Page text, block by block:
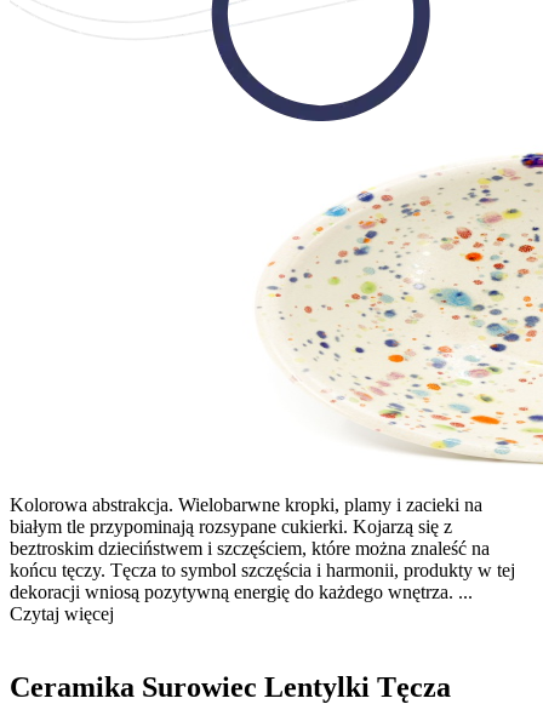
Kolorowa abstrakcja. Wielobarwne kropki, plamy i zacieki na
białym tle przypominają rozsypane cukierki. Kojarzą się z
beztroskim dzieciństwem i szczęściem, które można znaleść na
końcu tęczy. Tęcza to symbol szczęścia i harmonii, produkty w tej
dekoracji wniosą pozytywną energię do każdego wnętrza. ...
Czytaj więcej
Ceramika Surowiec Lentylki Tęcza